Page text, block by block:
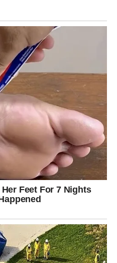
3
par, pred tobom je
posebno. Čak i ako si se
ili da si odustao/la od
nisi prestao/la vjerovati da
te razumjeti.
upravo takvu osobu.
neočekivanu poruku
sasvim slučajno.
da će ova osoba
potrebe za igrama,
Sve će dolaziti prirodno.
bi mogao postati ozbiljniji